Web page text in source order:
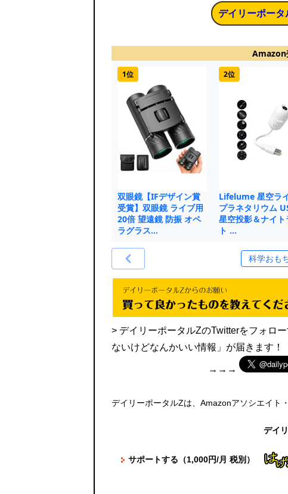
デイリーポータ
Amazon
1位
双眼鏡【IFデザイン賞
受賞】双眼鏡 ライブ用
20倍 望遠鏡 防振 オペ
ラグラス…
2位
Lifelume 星空ラ
プラネタリウム
星空投影＆ナイト
ト …
> デイリーポータルZのTwitterをフォロ
ないけどなんかいい情報」が届きます！
→→→
デイリーポータルZは、Amazonアソシエイト
デイ
サポートする（1,000円/月 税別）